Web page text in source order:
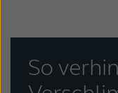
So